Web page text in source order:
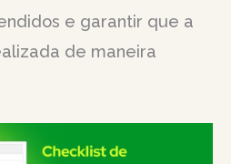
e garantir que a
de maneira